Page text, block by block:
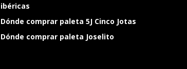
ibéricas
Dónde comprar paleta 5J Cinco Jotas
Dónde comprar paleta Joselito